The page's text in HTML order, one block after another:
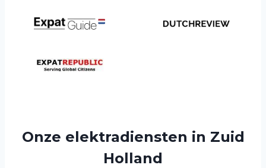
Onze elektradiensten in Zuid
Holland